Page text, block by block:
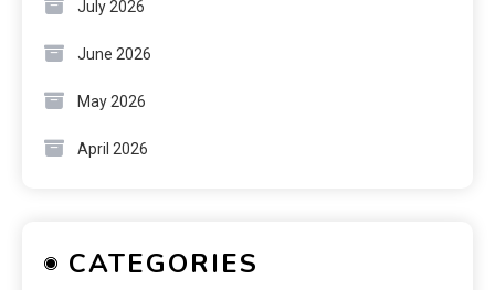
July 2026
June 2026
May 2026
April 2026
CATEGORIES